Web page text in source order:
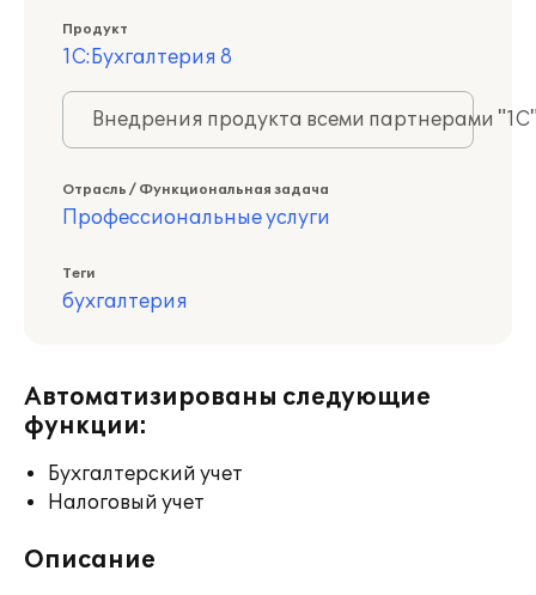
Продукт
1С:Бухгалтерия 8
Внедрения продукта всеми партнерами
Отрасль / Функциональная задача
Профессиональные услуги
Теги
бухгалтерия
Автоматизированы следующие
функции:
Бухгалтерский учет
Налоговый учет
Описание